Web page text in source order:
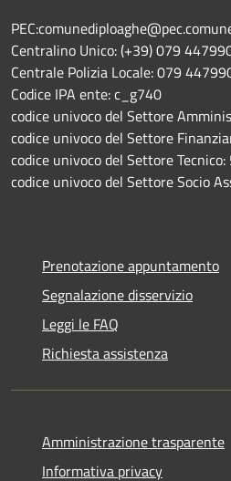
Centralino Unico: (+39) 079
Centrale Polizia Locale: 079
Codice IPA ente: c_g740
codice univoco del Settore
codice univoco del Settore
codice univoco del Settore
codice univoco del Settore Socio
Prenotazione appuntamento
Segnalazione disservizio
Leggi le FAQ
Richiesta assistenza
Amministrazione trasparente
Informativa privacy